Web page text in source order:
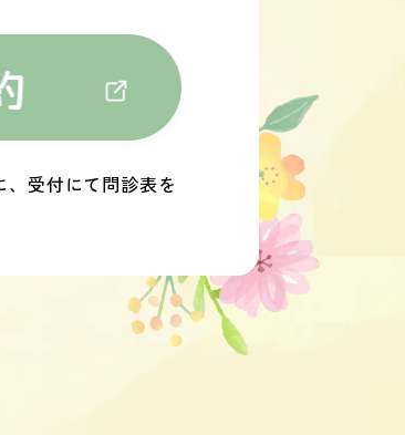
受付にて問診表を